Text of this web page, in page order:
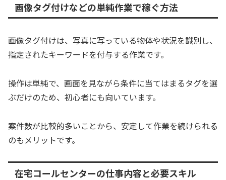
画像タグ付けなどの単純作業で稼ぐ方法
画像タグ付けは、写真に写っている物体や状況を識別し、
指定されたキーワードを付与する作業です。
操作は単純で、画面を見ながら条件に当てはまるタグを選
ぶだけのため、初心者にも向いています。
案件数が比較的多いことから、安定して作業を続けられる
のもメリットです。
在宅コールセンターの仕事内容と必要スキル